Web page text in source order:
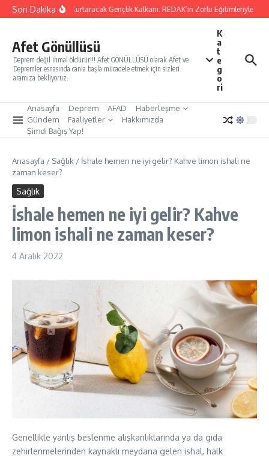
İçeriğe atla
Son DakikaYarınları Kurtaracak Gençlik Kalkanı: REDAK’ın Zorlu Eğitimleriyle
Afet Gönüllüsü
Deprem değil ihmal öldürür!!! Afet GÖNÜLLÜSÜ olarak Afet ve
Depremler esnasında canla başla mücadele etmek için sizleri
aramıza bekliyoruz.
K
a
t
e
g
o
ri
Anasayfa Deprem AFAD
Haberleşme
Gündem
Faaliyetler
Hakkımızda
Şimdi Bağış Yap!
Anasayfa / Sağlık / İshale hemen ne iyi gelir? Kahve limon ishali ne
zaman keser?
Sağlık
İshale hemen ne iyi gelir? Kahve
limon ishali ne zaman keser?
4 Aralık 2022
Genellikle yanlış beslenme alışkanlıklarında ya da gıda
zehirlenmelerinden kaynaklı meydana gelen ishal, halk